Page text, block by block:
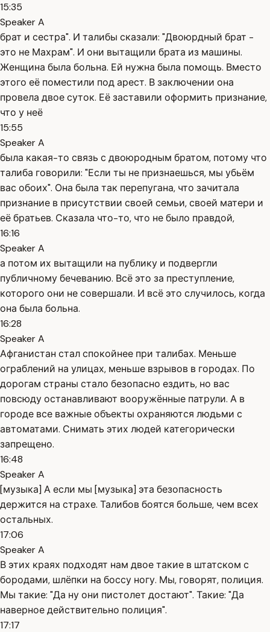
15:35
Speaker A
брат и сестра". И талибы сказали: "Двоюрдный брат -
это не Махрам". И они вытащили брата из машины.
Женщина была больна. Ей нужна была помощь. Вместо
этого её поместили под арест. В заключении она
провела двое суток. Её заставили оформить признание,
что у неё
15:55
Speaker A
была какая-то связь с двоюродным братом, потому что
талиба говорили: "Если ты не признаешься, мы убьём
вас обоих". Она была так перепугана, что зачитала
признание в присутствии своей семьи, своей матери и
её братьев. Сказала что-то, что не было правдой,
16:16
Speaker A
а потом их вытащили на публику и подвергли
публичному бечеванию. Всё это за преступление,
которого они не совершали. И всё это случилось, когда
она была больна.
16:28
Speaker A
Афганистан стал спокойнее при талибах. Меньше
ограблений на улицах, меньше взрывов в городах. По
дорогам страны стало безопасно ездить, но вас
повсюду останавливают вооружённые патрули. А в
городе все важные объекты охраняются людьми с
автоматами. Снимать этих людей категорически
запрещено.
16:48
Speaker A
[музыка] А если мы [музыка] эта безопасность
держится на страхе. Талибов боятся больше, чем всех
остальных.
17:06
Speaker A
В этих краях подходят нам двое такие в штатском с
бородами, шлёпки на боссу ногу. Мы, говорят, полиция.
Мы такие: "Да ну они пистолет достают". Такие: "Да
наверное действительно полиция".
17:17